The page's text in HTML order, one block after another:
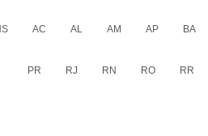
AC AL AM AP BA
PR RJ RN RO RR